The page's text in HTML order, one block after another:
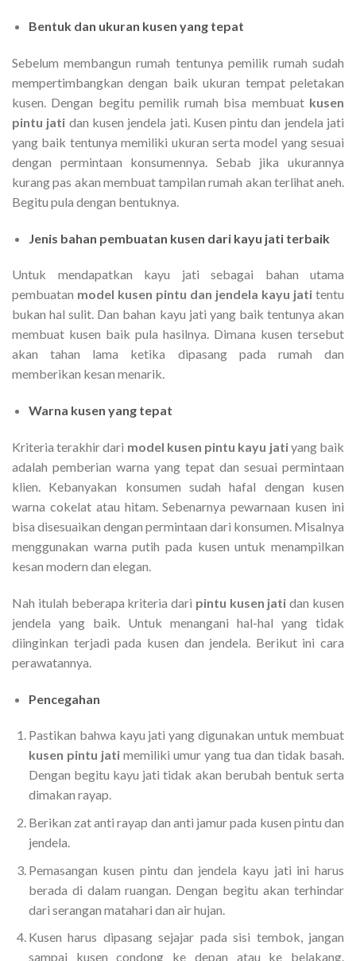
Bentuk dan ukuran kusen yang tepat
Sebelum membangun rumah tentunya pemilik rumah sudah
mempertimbangkan dengan baik ukuran tempat peletakan
kusen. Dengan begitu pemilik rumah bisa membuat kusen
pintu jati dan kusen jendela jati. Kusen pintu dan jendela jati
yang baik tentunya memiliki ukuran serta model yang sesuai
dengan permintaan konsumennya. Sebab jika ukurannya
kurang pas akan membuat tampilan rumah akan terlihat aneh.
Begitu pula dengan bentuknya.
Jenis bahan pembuatan kusen dari kayu jati terbaik
Untuk mendapatkan kayu jati sebagai bahan utama
pembuatan model kusen pintu dan jendela kayu jati tentu
bukan hal sulit. Dan bahan kayu jati yang baik tentunya akan
membuat kusen baik pula hasilnya. Dimana kusen tersebut
akan tahan lama ketika dipasang pada rumah dan
memberikan kesan menarik.
Warna kusen yang tepat
Kriteria terakhir dari model kusen pintu kayu jatiyang baik
adalah pemberian warna yang tepat dan sesuai permintaan
klien. Kebanyakan konsumen sudah hafal dengan kusen
warna cokelat atau hitam. Sebenarnya pewarnaan kusen ini
bisa disesuaikan dengan permintaan dari konsumen. Misalnya
menggunakan warna putih pada kusen untuk menampilkan
kesan modern dan elegan.
Nah itulah beberapa kriteria dari pintu kusen jati dan kusen
jendela yang baik. Untuk menangani hal-hal yang tidak
diinginkan terjadi pada kusen dan jendela. Berikut ini cara
perawatannya.
Pencegahan
Pastikan bahwa kayu jati yang digunakan untuk membuat
kusen pintu jatimemiliki umur yang tua dan tidak basah.
Dengan begitu kayu jati tidak akan berubah bentuk serta
dimakan rayap.
Berikan zat anti rayap dan anti jamur pada kusen pintu dan
jendela.
Pemasangan kusen pintu dan jendela kayu jati ini harus
berada di dalam ruangan. Dengan begitu akan terhindar
dari serangan matahari dan air hujan.
Kusen harus dipasang sejajar pada sisi tembok, jangan
sampai kusen condong ke depan atau ke belakang.